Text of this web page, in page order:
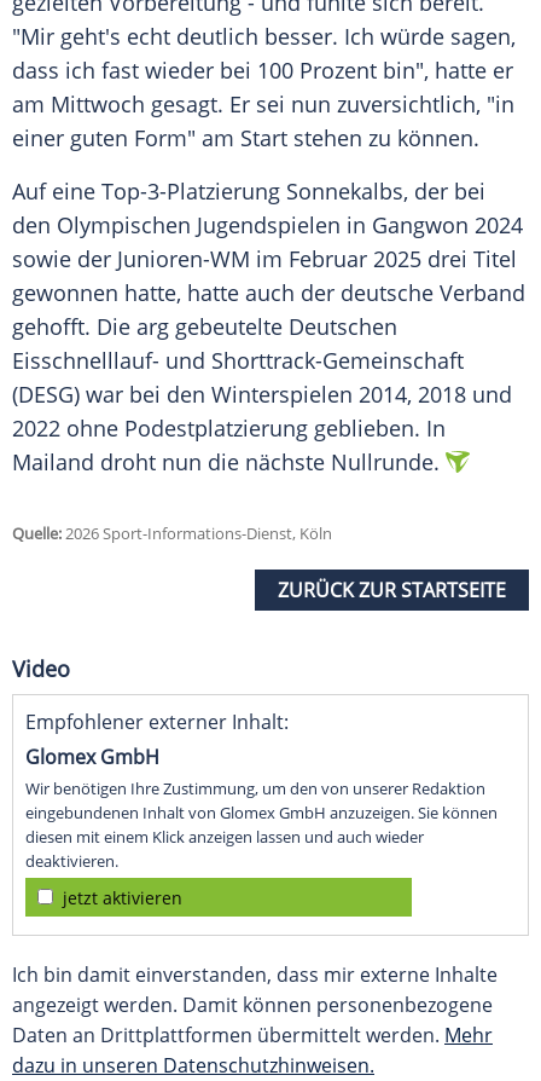
"Mir geht's echt deutlich besser. Ich würde sagen,
dass ich fast wieder bei 100 Prozent bin", hatte er
am Mittwoch gesagt. Er sei nun zuversichtlich, "in
einer guten Form" am Start stehen zu können.
Auf eine Top-3-Platzierung Sonnekalbs, der bei
den Olympischen Jugendspielen in Gangwon 2024
sowie der Junioren-WM im Februar 2025 drei Titel
gewonnen hatte, hatte auch der deutsche Verband
gehofft. Die arg gebeutelte Deutschen
Eisschnelllauf- und Shorttrack-Gemeinschaft
(DESG) war bei den Winterspielen 2014, 2018 und
2022 ohne Podestplatzierung geblieben. In
Mailand droht nun die nächste Nullrunde.
Quelle:2026 Sport-Informations-Dienst, Köln
ZURÜCK ZUR STARTSEITE
Video
Empfohlener externer Inhalt:
Glomex GmbH
Wir benötigen Ihre Zustimmung, um den von unserer Redaktion
eingebundenen Inhalt von Glomex GmbH anzuzeigen. Sie können
diesen mit einem Klick anzeigen lassen und auch wieder
deaktivieren.
jetzt aktivieren
Ich bin damit einverstanden, dass mir externe Inhalte
angezeigt werden. Damit können personenbezogene
Daten an Drittplattformen übermittelt werden. Mehr
dazu in unseren Datenschutzhinweisen.